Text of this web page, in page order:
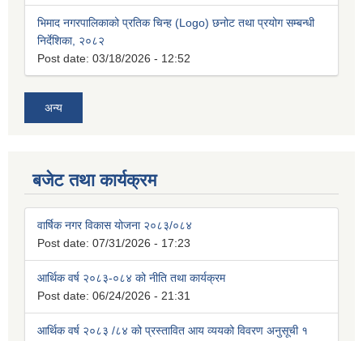
भिमाद नगरपालिकाको प्रतिक चिन्ह (Logo) छनोट तथा प्रयोग सम्बन्धी
निर्देशिका, २०८२
Post date: 03/18/2026 - 12:52
अन्य
बजेट तथा कार्यक्रम
वार्षिक नगर विकास योजना २०८३/०८४
Post date: 07/31/2026 - 17:23
आर्थिक वर्ष २०८३-०८४ को नीति तथा कार्यक्रम
Post date: 06/24/2026 - 21:31
आर्थिक वर्ष २०८३ /८४ को प्रस्तावित आय व्ययको विवरण अनुसूची १